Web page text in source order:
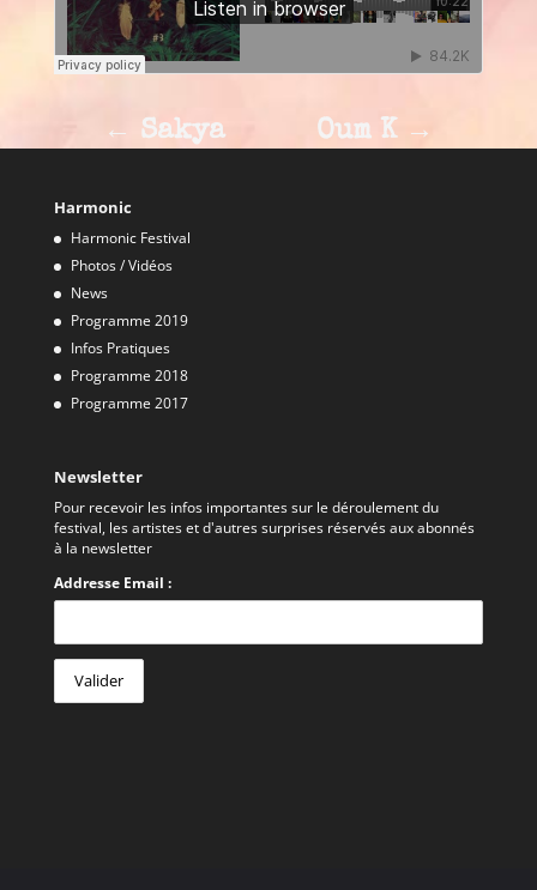
← Sakya Oum K→
Harmonic
Harmonic Festival
Photos / Vidéos
News
Programme 2019
Infos Pratiques
Programme 2018
Programme 2017
Newsletter
Pour recevoir les infos importantes sur le déroulement du
festival, les artistes et d'autres surprises réservés aux abonnés
à la newsletter
Addresse Email :